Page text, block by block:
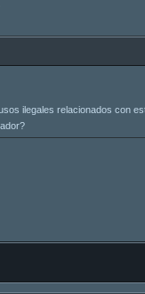
ilegales relacionados con